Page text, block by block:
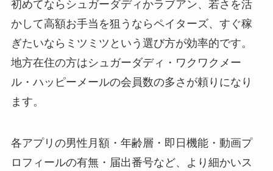
初めてならシュガーダディかラブアン、若さを活
かして高額お手当を狙うならペイターズ、すぐ稼
ぎたいならミツミツという選び方が効率的です。
地方在住の方はシュガーダディ・ワクワクメー
ル・ハッピーメールの会員数の多さが頼りになり
ます。
各アプリの男性月額・年齢層・即日機能・動画プ
ロフィールの有無・届出番号など、より細かいス